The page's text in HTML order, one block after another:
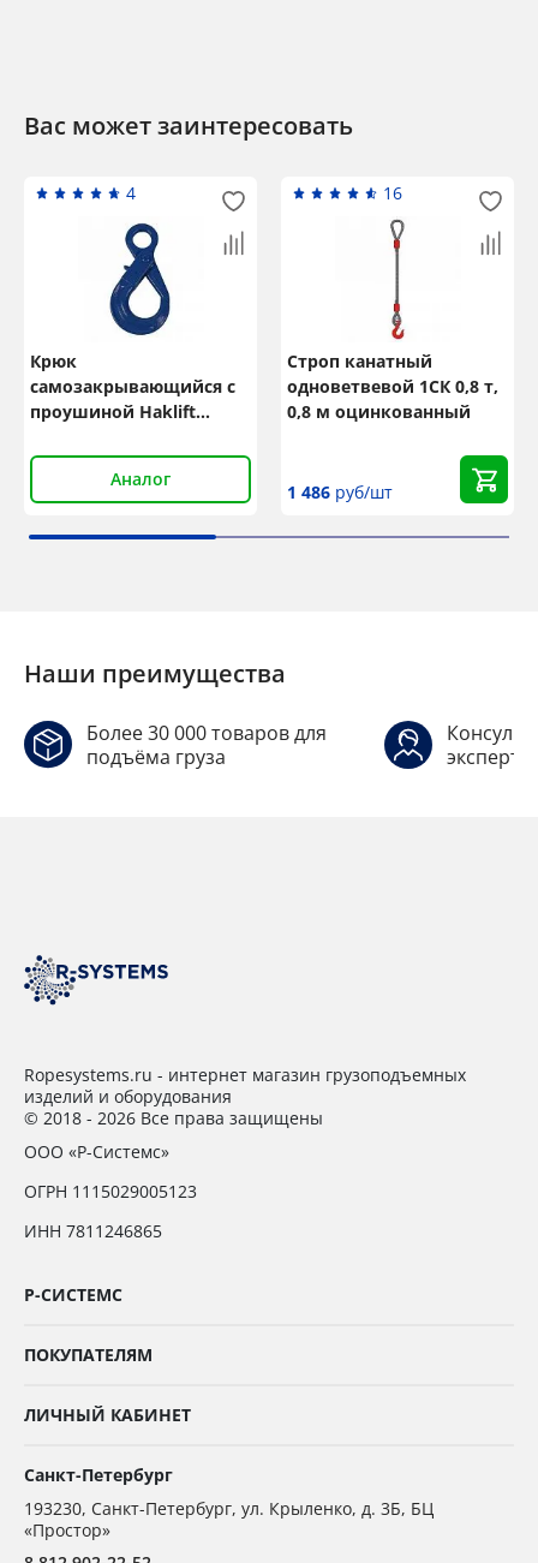
Вас может заинтересовать
4
Крюк
самозакрывающийся с
проушиной Haklift
класс
Аналог
16
Строп канатный
одноветвевой 1СК 0,8 т,
0,8 м оцинкованный
1 486 руб/шт
Наши преимущества
Более 30 000 товаров для
подъёма груза
Ropesystems.ru - интернет магазин грузоподъемных
изделий и оборудования
© 2018 - 2026 Все права защищены
ООО «Р-Системс»
ОГРН 1115029005123
ИНН 7811246865
Р-СИСТЕМС
ПОКУПАТЕЛЯМ
ЛИЧНЫЙ КАБИНЕТ
Санкт-Петербург
193230, Санкт-Петербург, ул. Крыленко, д. 3Б, БЦ
«Простор»